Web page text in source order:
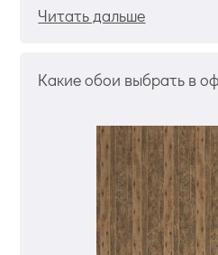
Читать дальше
Какие обои выбрать в